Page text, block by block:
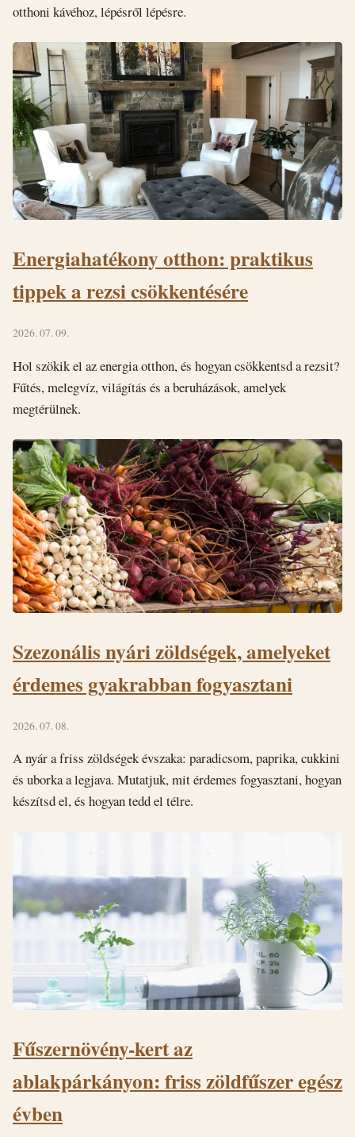
otthoni kávéhoz, lépésről lépésre.
Energiahatékony otthon: praktikus
tippek a rezsi csökkentésére
2026. 07. 09.
Hol szökik el az energia otthon, és hogyan csökkentsd a rezsit?
Fűtés, melegvíz, világítás és a beruházások, amelyek
megtérülnek.
Szezonális nyári zöldségek, amelyeket
érdemes gyakrabban fogyasztani
2026. 07. 08.
A nyár a friss zöldségek évszaka: paradicsom, paprika, cukkini
és uborka a legjava. Mutatjuk, mit érdemes fogyasztani, hogyan
készítsd el, és hogyan tedd el télre.
Fűszernövény-kert az
ablakpárkányon: friss zöldfűszer egész
évben